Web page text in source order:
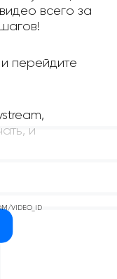
всего за
перейдите
и